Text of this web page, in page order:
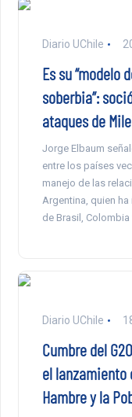
Diario UChile
Es su “modelo
soberbia”:
ataques de
Jorge Elbaum
entre los países
manejo de las
Argentina, quien
de Brasil, Colombia
Diario UChile
Cumbre del
el lanzamiento
Hambre y la